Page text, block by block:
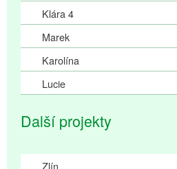
Klára 4
Marek
Karolína
Lucie
Další projekty
Zlín